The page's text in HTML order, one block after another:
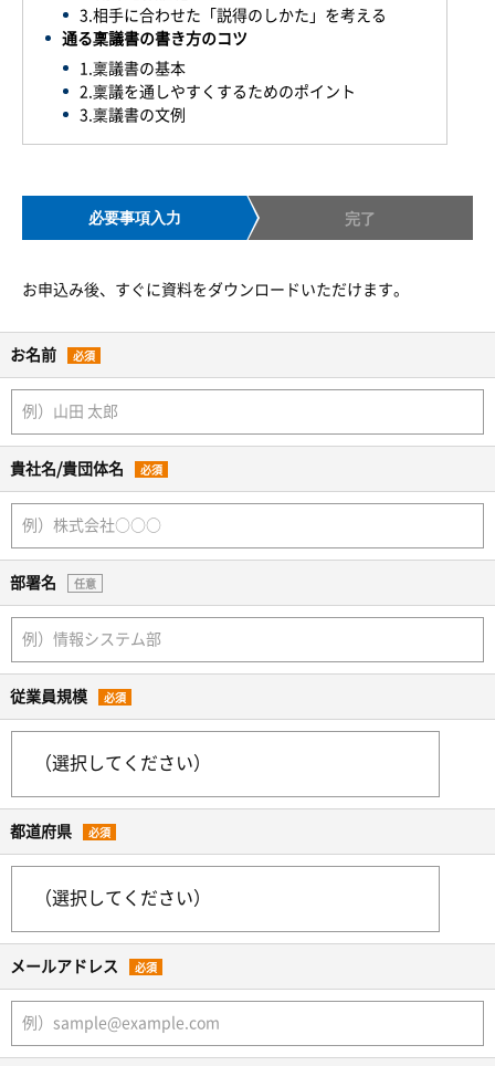
3.相手に合わせた「説得のしかた」を考える
通る稟議書の書き方のコツ
1.稟議書の基本
2.稟議を通しやすくするためのポイント
3.稟議書の文例
必要事項入力 完了
お申込み後、すぐに資料をダウンロードいただけます。
お名前 必須
貴社名/貴団体名 必須
部署名 任意
従業員規模 必須
都道府県 必須
メールアドレス 必須